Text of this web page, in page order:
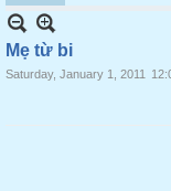
Mẹ từ bi
Saturday, January 1, 2011